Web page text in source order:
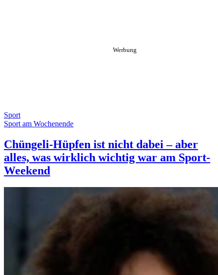
Sport
Sport am Wochenende
Chüngeli-Hüpfen ist nicht dabei – aber
alles, was wirklich wichtig war am Sport-
Weekend